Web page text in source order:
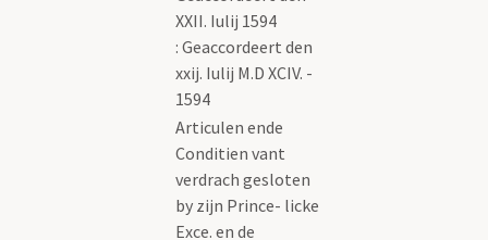
XXII. Iulij 1594
: Geaccordeert den
xxij. Iulij M.D XCIV. -
1594
Articulen ende
Conditien vant
verdrach gesloten
by zijn Prince- licke
Exce. en de